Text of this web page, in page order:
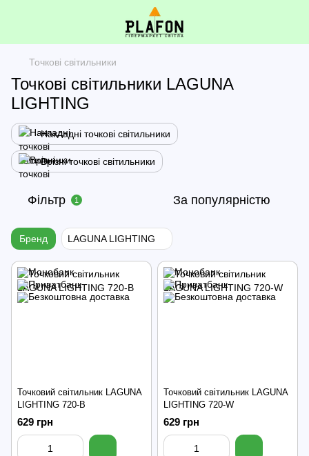
Точкові світильники
Точкові світильники LAGUNA
LIGHTING
Накладні точкові світильники
Врізні точкові світильники
Фільтр 1 За популярністю
Бренд LAGUNA LIGHTING
Точковий світильник LAGUNA
LIGHTING 720-B
629 грн
Точковий світильник LAGUNA
LIGHTING 720-W
629 грн